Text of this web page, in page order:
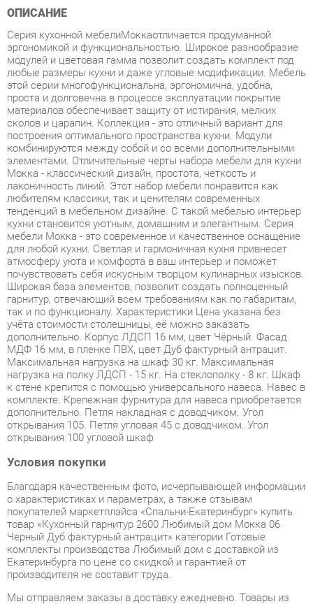
эргономикой и функциональностью. Широкое разнообразие
модулей и цветовая гамма позволит создать комплект под
любые размеры кухни и даже угловые модификации. Мебель
этой серии многофункциональна, эргономична, удобна,
проста и долговечна в процессе эксплуатации покрытие
материалов обеспечивает защиту от истирания, мелких
сколов и царапин. Коллекция - это отличный вариант для
построения оптимального пространства кухни. Модули
комбинируются между собой и со всеми дополнительными
элементами. Отличительные черты набора мебели для кухни
Мокка - классический дизайн, простота, четкость и
лаконичность линий. Этот набор мебели понравится как
любителям классики, так и ценителям современных
тенденций в мебельном дизайне. С такой мебелью интерьер
кухни становится уютным, домашним и элегантным. Серия
мебели Мокка - это современное и качественное оснащение
для любой кухни. Светлая и гармоничная кухня привнесет
атмосферу уюта и комфорта в ваш интерьер и поможет
почувствовать себя искусным творцом кулинарных изысков.
Широкая база элементов, позволит создать полноценный
гарнитур, отвечающий всем требованиям как по габаритам,
так и по функционалу. Характеристики Цена указана без
учёта стоимости столешницы, её можно заказать
дополнительно. Корпус ЛДСП 16 мм, цвет Чёрный. Фасад
МДФ 16 мм, в пленке ПВХ, цвет Дуб фактурный антрацит.
Максимальная нагрузка на шкаф 30 кг. Максимальная
нагрузка на полку ЛДСП - 15 кг. На стеклополку - 8 кг. Шкаф
к стене крепится с помощью универсального навеса. Навес в
комплекте. Крепежная фурнитура для навеса приобретается
дополнительно. Петля накладная с доводчиком. Угол
открывания 105. Петля угловая 45 с доводчиком. Угол
открывания 100 угловой шкаф
Условия покупки
Благодаря качественным фото, исчерпывающей информации
о характеристиках и параметрах, а также отзывам
товар «Кухонный гарнитур 2600 Любимый дом Мокка 06
комплекты производства Любимый дом с доставкой из
Екатеринбурга по цене со скидкой и гарантией от
производителя не составит труда.
Мы отправляем заказы в доставку ежедневно. Товары из
ассортимента в наличии на складе в Екатеринбурге вы
получите не позднее48-ми часовс момента оформления
заказа. Дополнительно вы можете заказать подъём на этаж
и сборку мебельных изделий.